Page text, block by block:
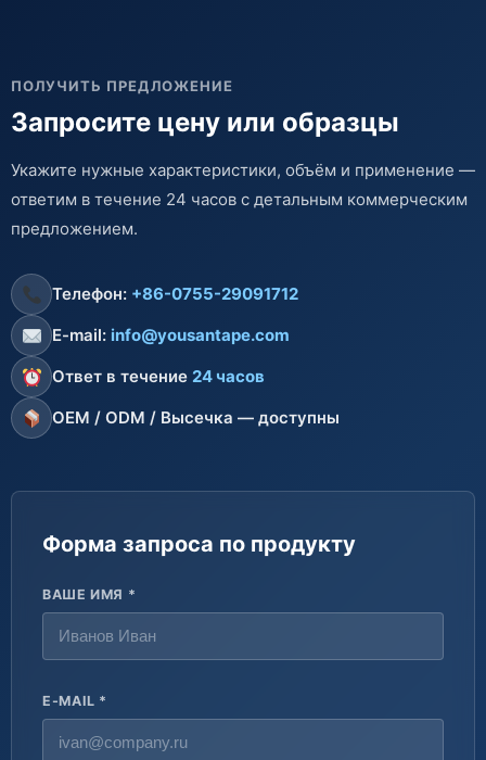
ПОЛУЧИТЬ ПРЕДЛОЖЕНИЕ
Запросите цену или образцы
Укажите нужные характеристики, объём и применение —
ответим в течение 24 часов с детальным коммерческим
предложением.
Телефон: +86-0755-29091712
E-mail: info@yousantape.com
Ответ в течение 24 часов
OEM / ODM / Высечка — доступны
Форма запроса по продукту
ВАШЕ ИМЯ *
E-MAIL *